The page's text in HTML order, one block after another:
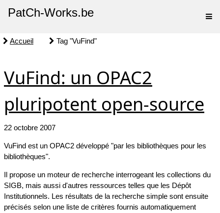
PatCh-Works.be
Accueil Tag "VuFind"
VuFind: un OPAC2
pluripotent open-source
22 octobre 2007
VuFind est un OPAC2 développé "par les bibliothèques pour les
bibliothèques".
Il propose un moteur de recherche interrogeant les collections du
SIGB, mais aussi d'autres ressources telles que les Dépôt
Institutionnels. Les résultats de la recherche simple sont ensuite
précisés selon une liste de critères fournis automatiquement